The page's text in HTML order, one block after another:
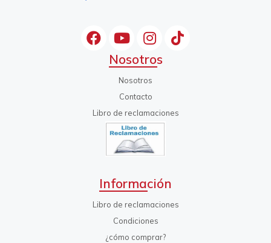
Nosotros
Nosotros
Contacto
Libro de reclamaciones
Información
Libro de reclamaciones
Condiciones
¿cómo comprar?